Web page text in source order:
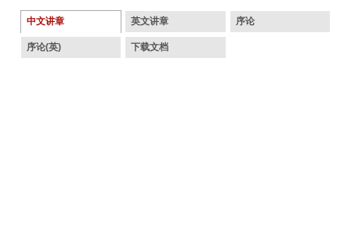
中文讲章 英文讲章 序论
序论(英) 下载文档